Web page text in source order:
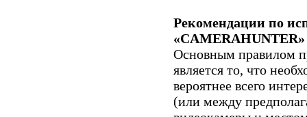
Рекомендации по
«CAMERAHUNTER»
Основным правилом
является то, что
вероятнее всего
(или между